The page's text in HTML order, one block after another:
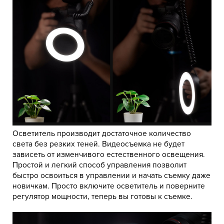
Осветитель производит достаточное количество
света без резких теней. Видеосъемка не будет
зависеть от изменчивого естественного освещения.
Простой и легкий способ управления позволит
быстро освоиться в управлении и начать съемку даже
новичкам. Просто включите осветитель и поверните
регулятор мощности, теперь вы готовы к съемке.